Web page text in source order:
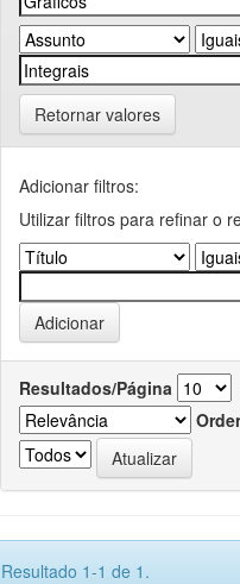
Retornar valores
Adicionar filtros:
Utilizar filtros para refinar o
Resultados/Página
Resultado 1-1 de 1.